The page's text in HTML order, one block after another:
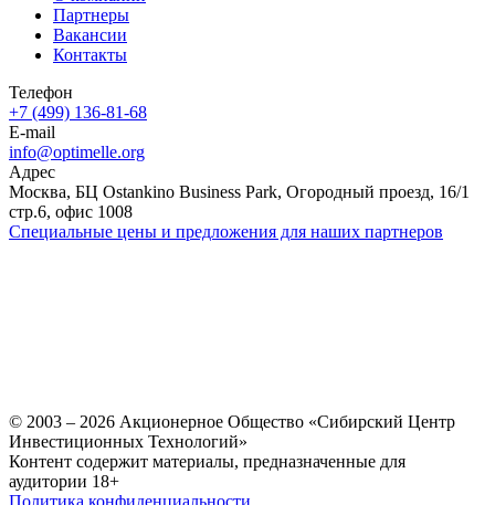
Партнеры
Вакансии
Контакты
Телефон
+7 (499) 136-81-68
E-mail
info@optimelle.org
Адрес
Москва, БЦ Ostankino Business Park, Огородный проезд, 16/1
стр.6, офис 1008
Специальные цены и предложения для наших партнеров
© 2003 – 2026 Акционерное Общество «Сибирский Центр
Инвестиционных Технологий»
Контент содержит материалы, предназначенные для
аудитории 18+
Политика конфиденциальности